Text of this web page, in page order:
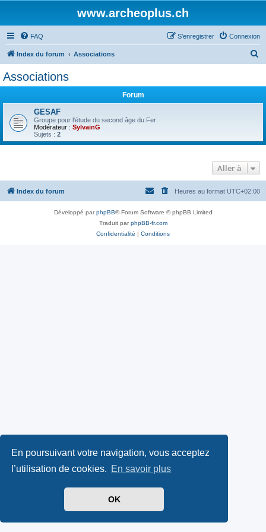
En poursuivant votre navigation, vous acceptez
l’utilisation de cookies. En savoir plus
OK
www.archeoplus.ch
FAQ Connexion
S’enregistrer
Index du forum Associations
r
Associations
Forum
GESAF
Groupe pour l'étude du second âge du Fer
Modérateur : SylvainG
Sujets : 2
Aller à
Index du forum Heures au format UTC+02:00
Développé parphpBB® Forum Software © phpBB Limited
Traduit parphpBB-fr.com
Confidentialité | Conditions